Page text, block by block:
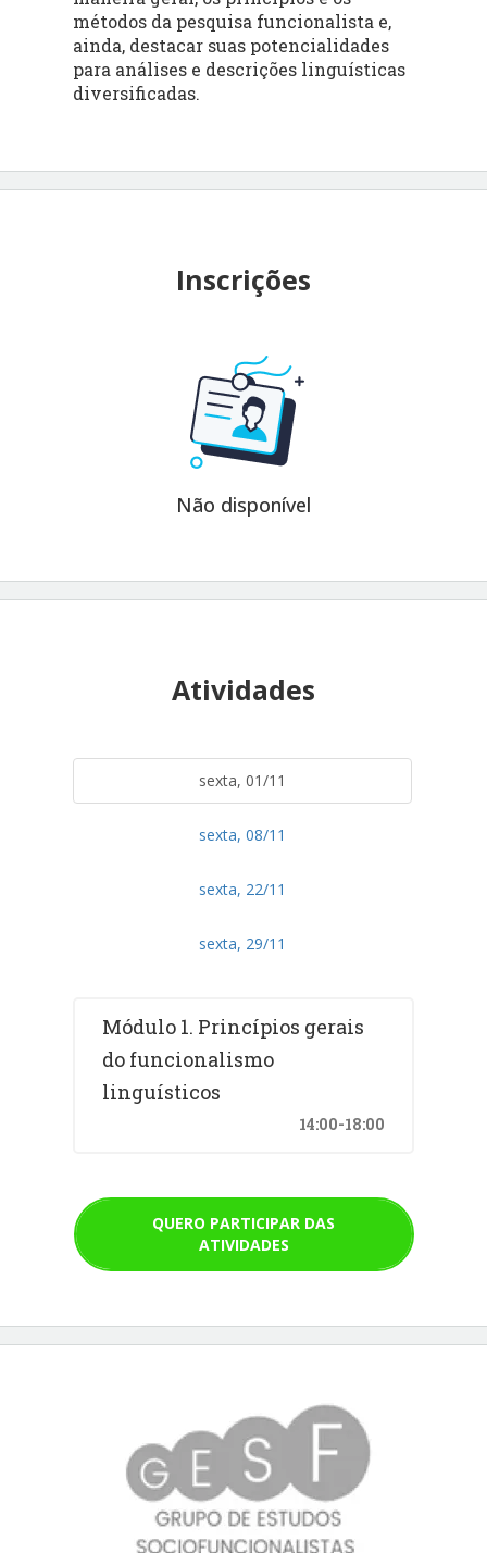
métodos da pesquisa funcionalista e,
ainda, destacar suas potencialidades
para análises e descrições linguísticas
diversificadas.
Inscrições
Não disponível
Atividades
sexta, 01/11
sexta, 08/11
sexta, 22/11
sexta, 29/11
Módulo 1. Princípios gerais
do funcionalismo
linguísticos
14:00-18:00
QUERO PARTICIPAR DAS
ATIVIDADES